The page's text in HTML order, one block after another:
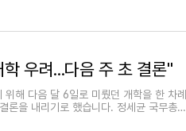
우려...다음 주 초 결론"
해 다음 달 6일로 미뤘던 개학을 한 차례
론을 내리기로 했습니다. 정세균 국무총리